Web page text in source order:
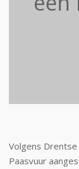
Volgens
Paasvuur